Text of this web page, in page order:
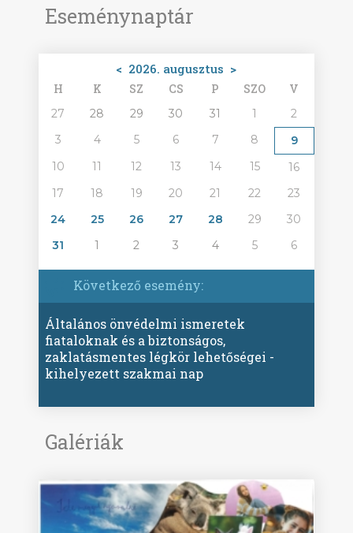
Eseménynaptár
< 2026. augusztus >
H K SZ CS P SZO V
27 28 29 30 31 1
2
3
4 5 6 7 8
9
10
11 12 13 14 15
16
17
18 19 20 21 22
23
24
25 26 27 28 29
30
31
1 2 3 4 5 6
Következő esemény:
Általános önvédelmi ismeretek
fiataloknak és a biztonságos,
zaklatásmentes légkör lehetőségei -
kihelyezett szakmai nap
Galériák